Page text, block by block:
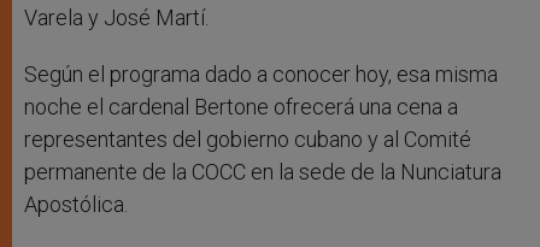
Varela y José Martí.
Según el programa dado a conocer hoy, esa misma
noche el cardenal Bertone ofrecerá una cena a
representantes del gobierno cubano y al Comité
permanente de la COCC en la sede de la Nunciatura
Apostólica.